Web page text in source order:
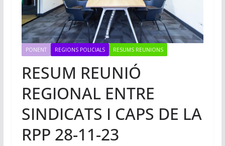
PONENT REGIONS POLICIALS RESUMS REUNIONS
RESUM REUNIÓ
REGIONAL ENTRE
SINDICATS I CAPS DE LA
RPP 28-11-23